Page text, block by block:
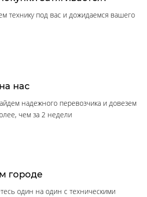
технику под вас и дожидаемся вашего
нас
надежного перевозчика и довезем
чем за 2 недели
городе
один на один с техническими